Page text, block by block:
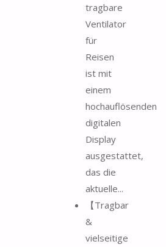
tragbare
Ventilator
für
Reisen
ist mit
einem
hochauflösenden
digitalen
Display
ausgestattet,
das die
aktuelle...
【Tragbar
&
vielseitige